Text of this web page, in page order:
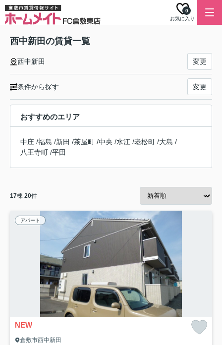
お気に入り
0
西中新田の賃貸一覧
西中新田 変更
条件から探す 変更
おすすめのエリア
中庄 /福島 /新田 /茶屋町 /中央 /水江 /老松町 /大島 /
八王寺町 /平田
17棟 20件
アパート
NEW
倉敷市西中新田